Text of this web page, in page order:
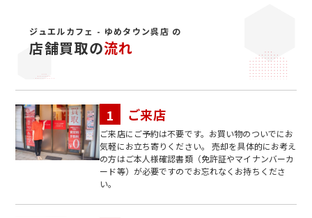
ジュエルカフェ - ゆめタウン呉店 の
店舗買取の流れ
ご来店
ご来店にご予約は不要です。お買い物のついでにお
気軽にお立ち寄りください。 売却を具体的にお考え
の方はご本人様確認書類（免許証やマイナンバーカ
ード等）が必要ですのでお忘れなくお持ちくださ
い。